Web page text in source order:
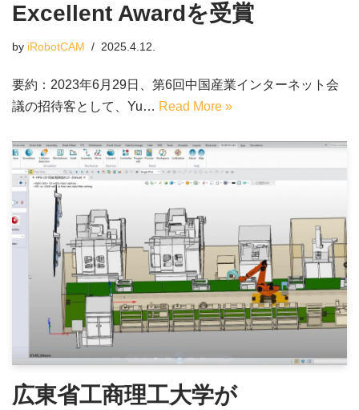
Excellent Awardを受賞
by iRobotCAM 2025.4.12.
要約：2023年6月29日、第6回中国産業インターネット会
議の招待客として、Yu… Read More »
広東省工商理工大学が